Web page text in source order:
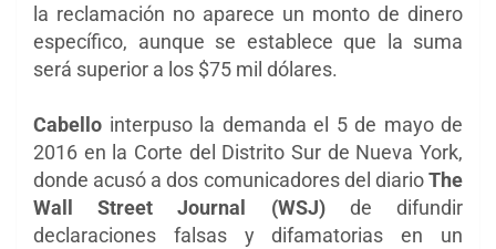
la reclamación no aparece un monto de dinero
específico, aunque se establece que la suma
será superior a los $75 mil dólares.
Cabello interpuso la demanda el 5 de mayo de
2016 en la Corte del Distrito Sur de Nueva York,
donde acusó a dos comunicadores del diarioThe
Wall Street Journal (WSJ) de difundir
declaraciones falsas y difamatorias en un